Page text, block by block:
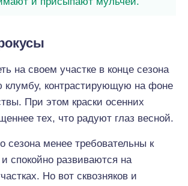
на своем участке в конце сезона
клумбу, контрастирующую на фоне
При этом краски осенних
тех, что радуют глаз весной.
сезона менее требовательны к
спокойно развиваются на
Но вот сквозняков и